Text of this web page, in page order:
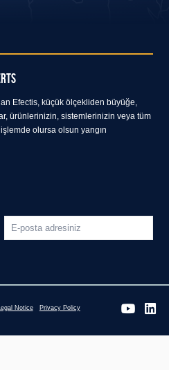
Efectis, küçük ölçekliden büyüğe,
ürünlerinizin, sistemlerinizin veya tüm
olursa olsun yangın
Legal Notice Privacy Policy